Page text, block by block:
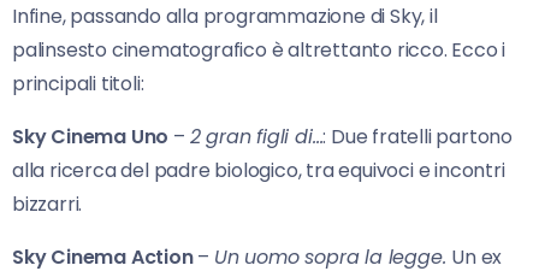
Infine, passando alla programmazione di Sky, il
palinsesto cinematografico è altrettanto ricco. Ecco i
principali titoli:
Sky Cinema Uno – 2 gran figli di…: Due fratelli partono
alla ricerca del padre biologico, tra equivoci e incontri
bizzarri.
Sky Cinema Action– Un uomo sopra la legge. Un ex